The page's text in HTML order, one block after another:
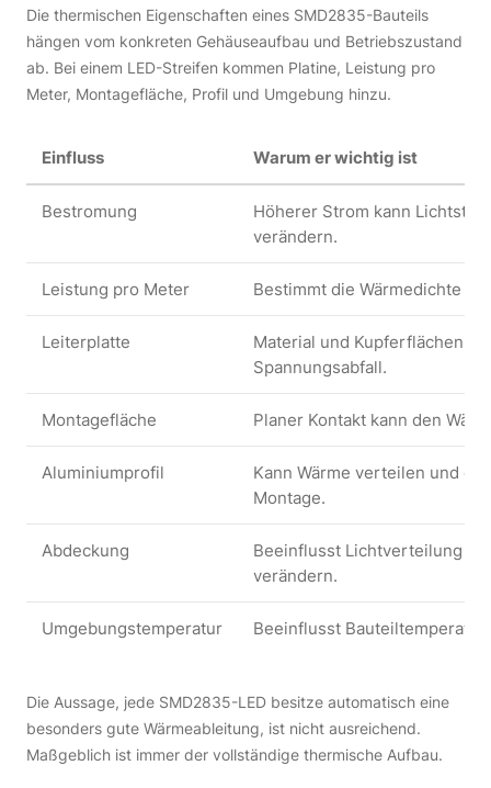
Die thermischen Eigenschaften eines SMD2835-Bauteils
hängen vom konkreten Gehäuseaufbau und Betriebszustand
ab. Bei einem LED-Streifen kommen Platine, Leistung pro
Meter, Montagefläche, Profil und Umgebung hinzu.
Einfluss Warum er wichtig ist
Bestromung
Höherer Strom kann
verändern.
Leistung pro Meter Bestimmt die Wärmedichte
Leiterplatte
Material und Kupferflächen
Spannungsabfall.
Montagefläche Planer Kontakt kann den
Aluminiumprofil
Kann Wärme verteilen und
Montage.
Abdeckung
Beeinflusst Lichtverteilung
verändern.
Umgebungstemperatur Beeinflusst
Die Aussage, jede SMD2835-LED besitze automatisch eine
besonders gute Wärmeableitung, ist nicht ausreichend.
Maßgeblich ist immer der vollständige thermische Aufbau.